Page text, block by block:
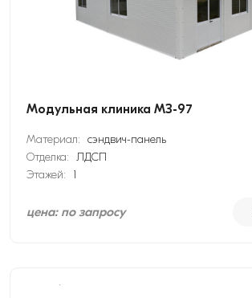
Модульная клиника МЗ-97
Материал: сэндвич-панель
Отделка: ЛДСП
Этажей:
1
цена: по запросу